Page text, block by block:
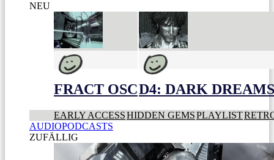
NEU
FRACT OSCD4: DARK
EARLY ACCESSHIDDEN GEMSPLAYLIST
AUDIOPODCASTS
ZUFÄLLIG